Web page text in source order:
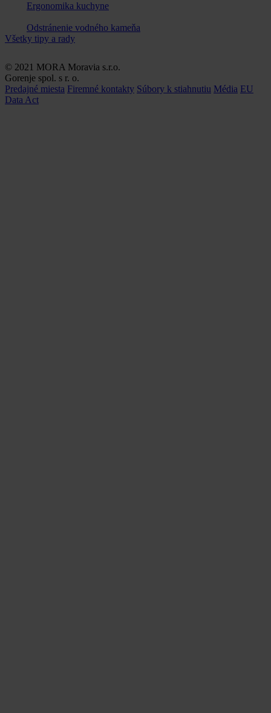
Ergonomika kuchyne
Odstránenie vodného kameňa
Všetky tipy a rady
© 2021 MORA Moravia s.r.o.
Gorenje spol. s r. o.
Predajné miesta Firemné kontakty Súbory k stiahnutiu Média EU
Data Act